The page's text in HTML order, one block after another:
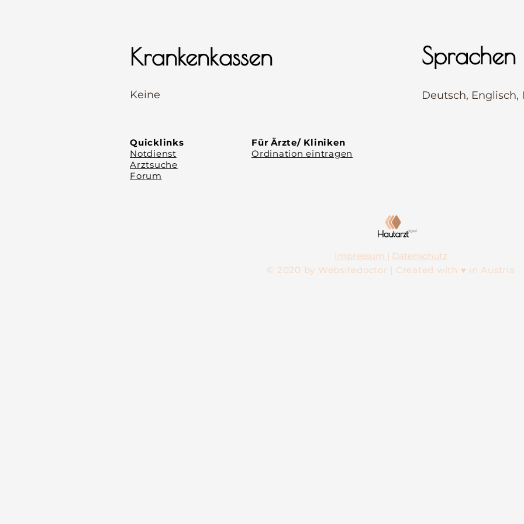
Krankenkassen
Keine
Sprachen
Deutsch, Englisch,
Quicklinks
Notdienst
Arztsuche
Forum
Für Ärzte/ Kliniken
Ordination eintragen
Impressum | Datenschutz
© 2020 by Websitedoctor | Created with ♥ in Austria